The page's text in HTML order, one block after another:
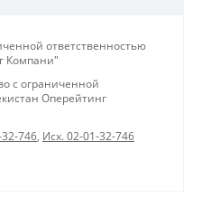
ответственностью
Компани"
с ограниченной
Оперейтинг
746, Исх. 02-01-32-746